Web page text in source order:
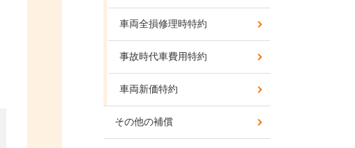
車両全損修理時特約
事故時代車費用特約
車両新価特約
その他の補償